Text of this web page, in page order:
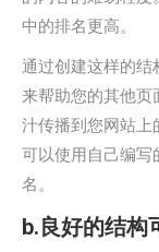
中的排名更高。
通过创建这样的结
来帮助您的其他页
汁传播到您网站上
可以使用自己编写
名。
b.良好的结构